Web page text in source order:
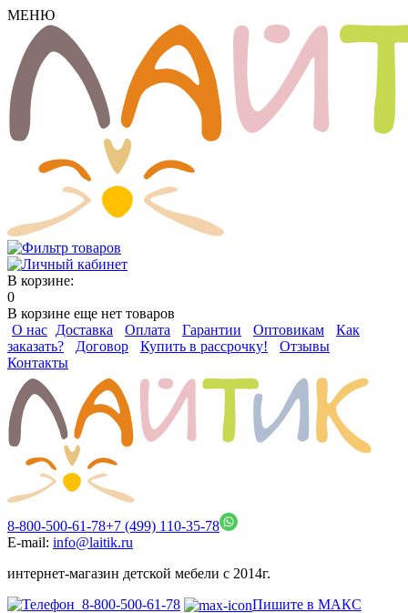
МЕНЮ
В корзине:
0
В корзине еще нет товаров
О нас Доставка Оплата Гарантии Оптовикам
Как
заказать?
Договор Купить в рассрочку!
Отзывы
Контакты
8-800-500-61-78+7 (499) 110-35-78
E-mail: info@laitik.ru
интернет-магазин детской мебели с 2014г.
8-800-500-61-78
Пишите в МАКС